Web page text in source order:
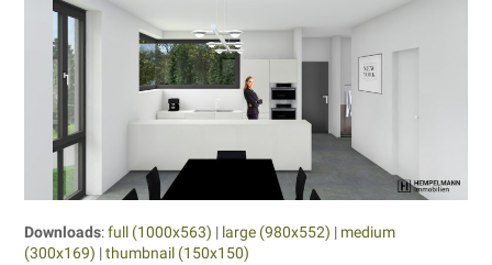
Downloads:full (1000x563) | large (980x552) | medium
(300x169) |thumbnail (150x150)